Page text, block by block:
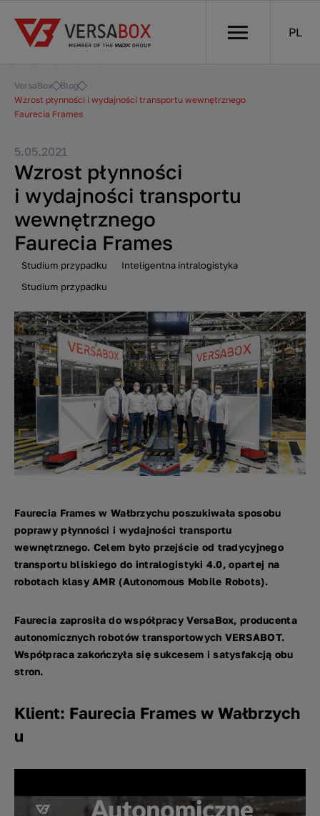
PL
VersaBox
Blog
Wzrost płynności i wydajności transportu wewnętrznego
Faurecia Frames
5.05.2021
Wzrost płynności
i wydajności transportu
wewnętrznego
Faurecia Frames
Studium przypadku
Inteligentna intralogistyka
Studium przypadku
Faurecia Frames w Wałbrzychu poszukiwała sposobu
poprawy płynnościi wydajności transportu
wewnętrznego. Celem było przejście od tradycyjnego
transportu bliskiego do intralogistyki 4.0, opartej na
robotach klasy AMR (Autonomous Mobile Robots).
Faurecia zaprosiła do współpracy VersaBox, producenta
autonomicznych robotów transportowych VERSABOT.
Współpraca zakończyła się sukcesem i satysfakcją obu
stron.
Klient: Faurecia Frames w Wałbrzych
u